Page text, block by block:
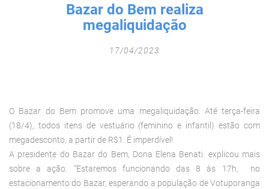
Bazar do Bem realiza
megaliquidação
17/04/2023
O Bazar do Bem promove uma megaliquidação. Até terça-feira
(18/4), todos itens de vestuário (feminino e infantil) estão com
megadesconto, a partir de R$1. É imperdível!
A presidente do Bazar do Bem, Dona Elena Benati. explicou mais
sobre a ação. “Estaremos funcionando das 8 às 17h, no
estacionamento do Bazar, esperando a população de Votuporanga